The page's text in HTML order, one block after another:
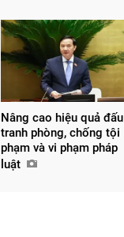
Facebook
Nâng cao hiệu quả đấu
tranh phòng, chống tội
phạm và vi phạm pháp
luật